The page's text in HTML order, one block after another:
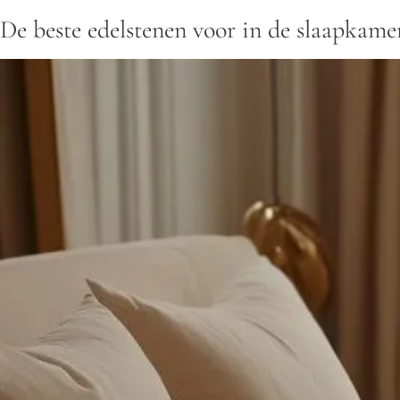
De beste edelstenen voor in de